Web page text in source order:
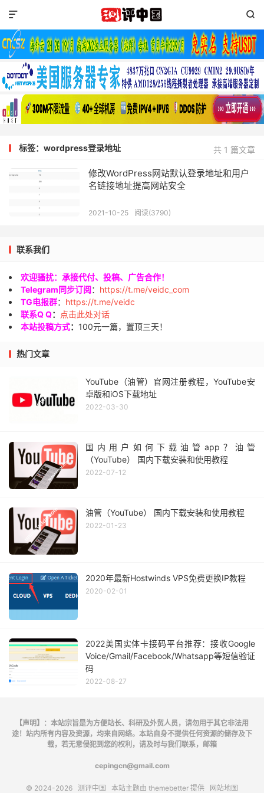


共 1 篇文章
标签：wordpress登录地址
修改WordPress网站默认登录地址和用户
名链接地址提高网站安全
2021-10-25 阅读(3790)
联系我们
欢迎骚扰：承接代付、投稿、广告合作！
Telegram同步订阅： https://t.me/veidc_com
TG电报群： https://t.me/veidc
联系Q Q：
点击此处对话
本站投稿方式： 100元一篇，置顶三天！
热门文章
YouTube（油管）官网注册教程，YouTube安
卓版和iOS下载地址
2022-03-30
国内用户如何下载油管app？油管
（YouTube） 国内下载安装和使用教程
2022-07-12
油管（YouTube） 国内下载安装和使用教程
2022-01-23
2020年最新Hostwinds VPS免费更换IP教程
2020-02-01
2022美国实体卡接码平台推荐：接收Google
Voice/Gmail/Facebook/Whatsapp等短信验证
码
2022-08-27
【声明】：本站宗旨是为方便站长、科研及外贸人员，请勿用于其它非法用
途！站内所有内容及资源，均来自网络。本站自身不提供任何资源的储存及下
载，若无意侵犯到您的权利，请及时与我们联系，邮箱
cepingcn@gmail.com
© 2024-2026 测评中国 本站主题由 themebetter 提供 网站地图